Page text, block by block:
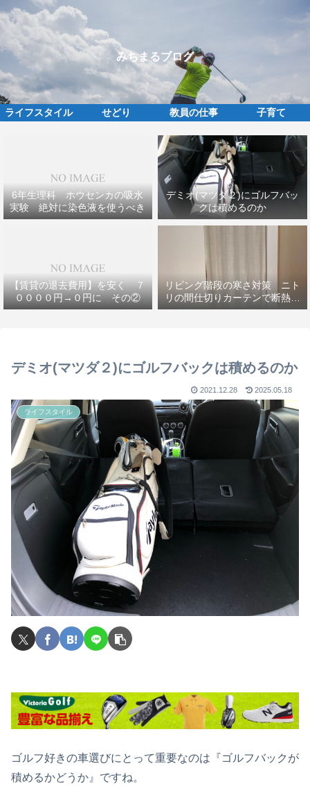
みちまるブログ
ライフスタイル せどり 教員の仕事 子育て
6年生理科 ホウセンカの吸水
実験 絶対に染色液を使うべき
デミオ(マツダ２)にゴルフバッ
クは積めるのか
【賃貸の退去費用】を安く ７
００００円→０円に その②
リビング階段の寒さ対策 ニト
リの間仕切りカーテンで断熱効
果ＵＰ
デミオ(マツダ２)にゴルフバックは積めるのか
2021.12.28 2025.05.18
ライフスタイル
ゴルフ好きの車選びにとって重要なのは『ゴルフバックが
積めるかどうか』ですね。